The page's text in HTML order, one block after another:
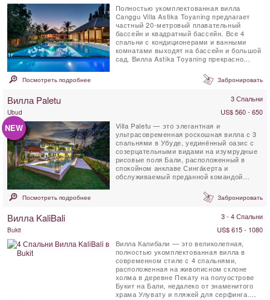
Полностью укомплектованная вилла
Canggu Villa Astika Toyaning предлагает
частный 20-метровый плавательный
бассейн и квадратный бассейн. Все 4
спальни с кондиционерами и ванными
комнатами выходят на бассейн и большой
сад. Вилла Astika Toyaning прекрасно
Посмотреть подробнее Забронировать
Вилла Paletu 3 Спальни
Ubud US$ 560 - 650
NEW
Villa Paletu — это элегантная и
ультрасовременная роскошная вилла с 3
спальнями в Убуде, уединённый оазис с
созерцательными видами на изумрудные
рисовые поля Бали, расположенный в
спокойном анклаве Синга́керта и
обслуживаемый преданной командой
Посмотреть подробнее Забронировать
Вилла KaliBali 3 - 4 Спальни
Bukit
US$ 615 - 1080
Вилла Калибали — это великолепная,
полностью укомплектованная вилла в
современном стиле с 4 спальнями,
расположенная на живописном склоне
холма в деревне Пекату на полуострове
Букит на Бали, недалеко от знаменитого
храма Улувату и пляжей для серфинга.